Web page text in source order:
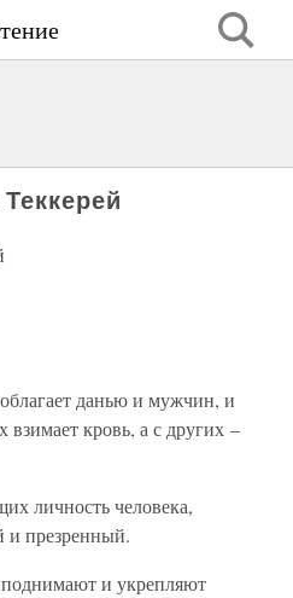
данью и мужчин, и
кровь, а с других –
личность человека,
и презренный.
и укрепляют